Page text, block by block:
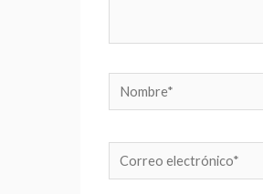
Nombre*
Correo
electrónico*